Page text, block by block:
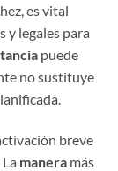
es vital
y legales para
puede
no sustituye
breve
manera más